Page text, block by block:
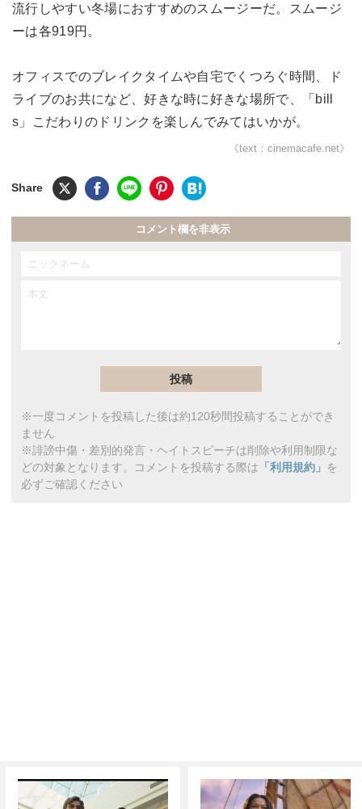
流行しやすい冬場におすすめのスムージーだ。スムージ
ーは各919円。
オフィスでのブレイクタイムや自宅でくつろぐ時間、ド
ライブのお共になど、好きな時に好きな場所で、「bill
s」こだわりのドリンクを楽しんでみてはいかが。
《text：cinemacafe.net》
コメント欄を非表示
※一度コメントを投稿した後は約120秒間投稿することができ
ません
※誹謗中傷・差別的発言・ヘイトスピーチは削除や利用制限な
どの対象となります。コメントを投稿する際は 「利用規約」 を
必ずご確認ください